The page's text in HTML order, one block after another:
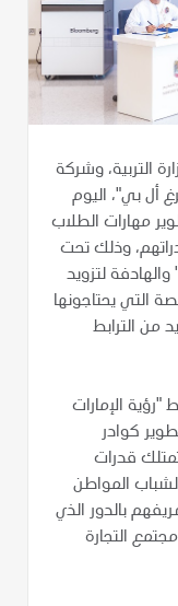
التربية، وشركة
أل بي"، اليوم
مهارات الطلاب
وذلك تحت
لتزويد
التي يحتاجونها
من الترابط
الإمارات
2071" لبناء وتطوير كوادر
قدرات
المواطن
بالدور الذي
التجارة